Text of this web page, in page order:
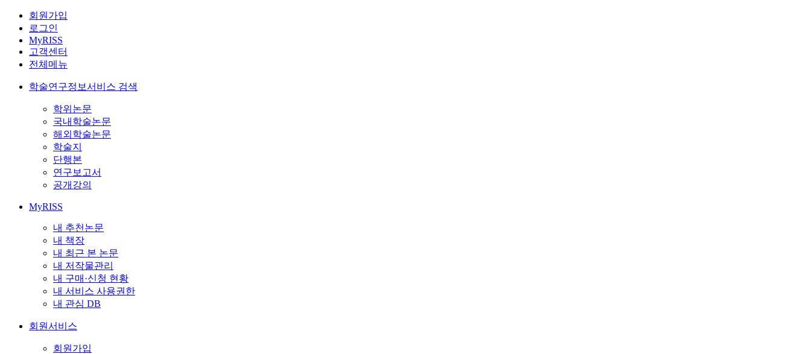
회원가입
로그인
MyRISS
고객센터
전체메뉴
학술연구정보서비스 검색
학위논문
국내학술논문
해외학술논문
학술지
단행본
연구보고서
공개강의
MyRISS
내 추천논문
내 책장
내 최근 본 논문
내 저작물관리
내 구매·신청 현황
내 서비스 사용권한
내 관심 DB
회원서비스
회원가입